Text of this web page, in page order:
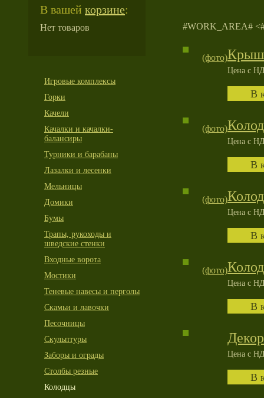
В вашей корзине:
Нет товаров
Игровые комплексы
Горки
Качели
Качалки и качалки-
балансиры
Турники и барабаны
Лазалки и лесенки
Мельницы
Домики
Бумы
Трапы, рукоходы и
шведские стенки
Входные ворота
Мостики
Теневые навесы и перголы
Скамьи и лавочки
Песочницы
Скульптуры
Заборы и ограды
Столбы резные
Колодцы
#WORK_AREA#
(фото)
Цена с
(фото)
Цена с
(фото)
Цена с
(фото)
Цена с
Цена с